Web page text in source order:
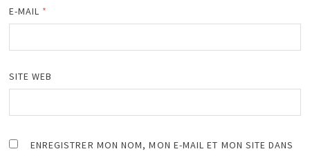
E-MAIL *
SITE WEB
ENREGISTRER MON NOM, MON E-MAIL ET MON SITE DANS